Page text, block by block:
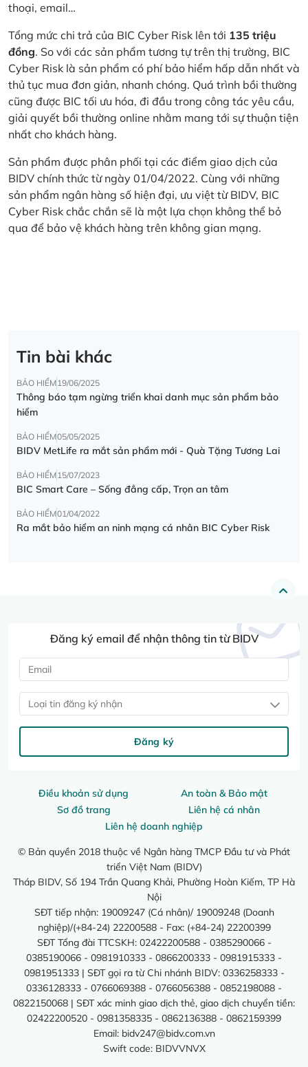
thoại, email…
Tổng mức chi trả của BIC Cyber Risk lên tới 135 triệu
đồng. So với các sản phẩm tương tự trên thị trường, BIC
Cyber Risk là sản phẩm có phí bảo hiểm hấp dẫn nhất và
thủ tục mua đơn giản, nhanh chóng. Quá trình bồi thường
cũng được BIC tối ưu hóa, đi đầu trong công tác yêu cầu,
giải quyết bồi thường online nhằm mang tới sự thuận tiện
nhất cho khách hàng.
Sản phẩm được phân phối tại các điểm giao dịch của
BIDV chính thức từ ngày 01/04/2022. Cùng với những
sản phẩm ngân hàng số hiện đại, ưu việt từ BIDV, BIC
Cyber Risk chắc chắn sẽ là một lựa chọn không thể bỏ
qua để bảo vệ khách hàng trên không gian mạng.
Tin bài khác
BẢO HIỂM19/06/2025
Thông báo tạm ngừng triển khai danh mục sản phẩm bảo
hiểm
BẢO HIỂM05/05/2025
BIDV MetLife ra mắt sản phẩm mới - Quà Tặng Tương Lai
BẢO HIỂM15/07/2023
BIC Smart Care – Sống đẳng cấp, Trọn an tâm
BẢO HIỂM01/04/2022
Ra mắt bảo hiểm an ninh mạng cá nhân BIC Cyber Risk
Điều khoản sử dụng
An toàn & Bảo mật
Sơ đồ trang
Liên hệ cá nhân
Liên hệ doanh nghiệp
© Bản quyền 2018 thuộc về Ngân hàng TMCP Đầu tư và Phát
triển Việt Nam (BIDV)
Tháp BIDV, Số 194 Trần Quang Khải, Phường Hoàn Kiếm, TP Hà
Nội
SĐT tiếp nhận: 19009247 (Cá nhân)/ 19009248 (Doanh
nghiệp)/(+84-24) 22200588 - Fax: (+84-24) 22200399
SĐT Tổng đài TTCSKH: 02422200588 - 0385290066 -
0385190066 - 0981910333 - 0866200333 - 0981915333 -
0981951333 | SĐT gọi ra từ Chi nhánh BIDV: 0336258333 -
0336128333 - 0766069388 - 0766056388 - 0852198088 -
0822150068 | SĐT xác minh giao dịch thẻ, giao dịch chuyển tiền:
02422200520 - 0981358335 - 0862136388 - 0862159399
Email: bidv247@bidv.com.vn
Swift code: BIDVVNVX
Đăng ký email để nhận thông tin từ BIDV
Loại tin đăng ký nhận
Đăng ký